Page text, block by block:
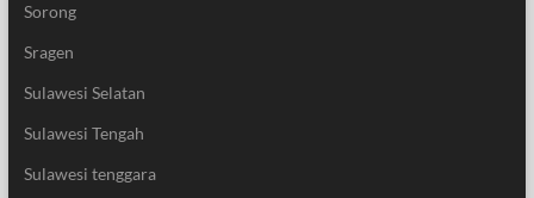
Sorong
Sragen
Sulawesi Selatan
Sulawesi Tengah
Sulawesi tenggara